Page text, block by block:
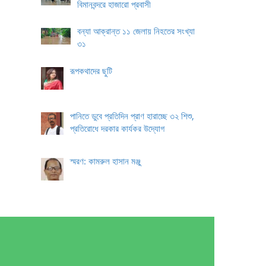
বিমানবন্দরে হাজারো প্রবাসী
বন্যা আক্রান্ত ১১ জেলায় নিহতের সংখ্যা
৩১
রূপকথাদের ছুটি
পানিতে ডুবে প্রতিদিন প্রাণ হারাচ্ছে ৩২ শিশু,
প্রতিরোধে দরকার কার্যকর উদ্যোগ
স্মরণ: কামরুল হাসান মঞ্জু